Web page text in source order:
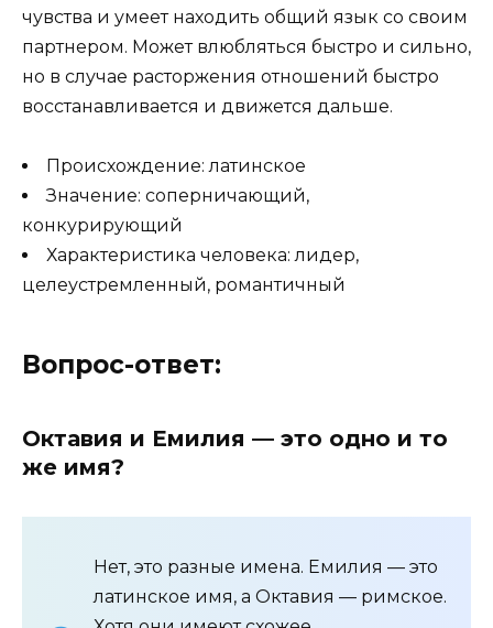
чувства и умеет находить общий язык со своим
партнером. Может влюбляться быстро и сильно,
но в случае расторжения отношений быстро
восстанавливается и движется дальше.
Происхождение: латинское
Значение: соперничающий,
конкурирующий
Характеристика человека: лидер,
целеустремленный, романтичный
Вопрос-ответ:
Октавия и Емилия — это одно и то
же имя?
Нет, это разные имена. Емилия — это
латинское имя, а Октавия — римское.